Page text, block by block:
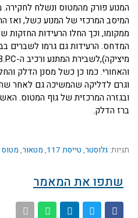
המנוע פורק מהמטוס ונשלח
המיסב המרכזי של המנוע כשל, ואז
ממקומו, וכך החלו הרעידות
המדחס. הרעידות גם גרמו לשברים
והאחורי. כמו כן כשל מסנן הדלק
וגרם לדליקה שהמשיכה גם לאחר
ובגזרה המרכזית של גוף המטוס.
ברז הדלק.
תגיות: גלוסטר, טייסת 117 , מטאור,
שתפו את המאמר